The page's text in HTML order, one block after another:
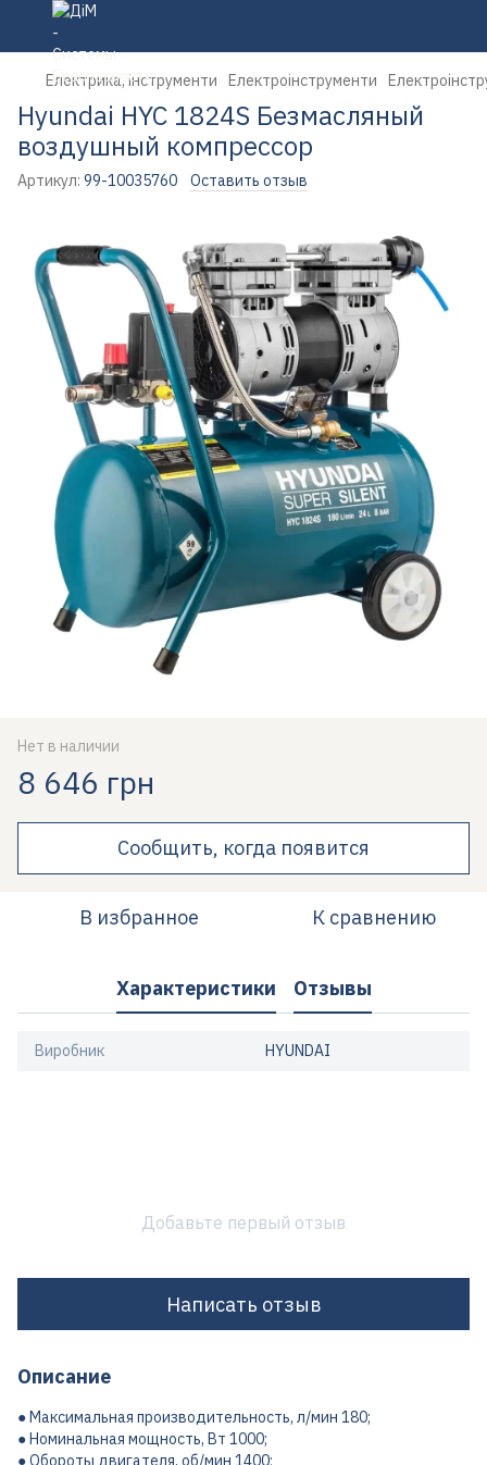
Електрика, інструменти Електроінструменти
Hyundai HYC 1824S Безмасляный
воздушный компрессор
Артикул: 99-10035760 Оставить отзыв
Нет в наличии
8 646 грн
Сообщить, когда появится
В избранное К сравнению
Характеристики Отзывы
Виробник HYUNDAI
Добавьте первый отзыв
Написать отзыв
Описание
● Максимальная производительность, л/мин 180;
● Номинальная мощность, Вт 1000;
● Обороты двигателя, об/мин 1400;